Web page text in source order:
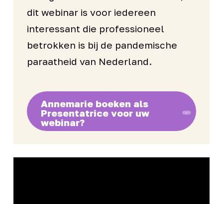
dit webinar is voor iedereen
interessant die professioneel
betrokken is bij de pandemische
paraatheid van Nederland.
Annemarie boeken als
Presentatrice voor uw
webinar?